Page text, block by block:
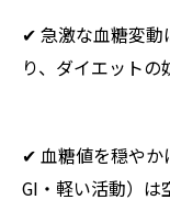
✔ 急激な血糖変動
り、ダイエットの
✔ 血糖値を穏やか
GI・軽い活動）は